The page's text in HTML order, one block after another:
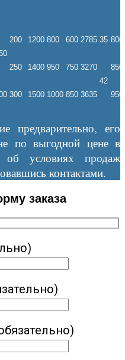
200 1200 800 600 2785 35 800
250 1400 950 750 3270
42
850
300 1500 1000 850 3635
950
предварительно, его
по выгодной цене в
условиях продаж
контактами.
заказа